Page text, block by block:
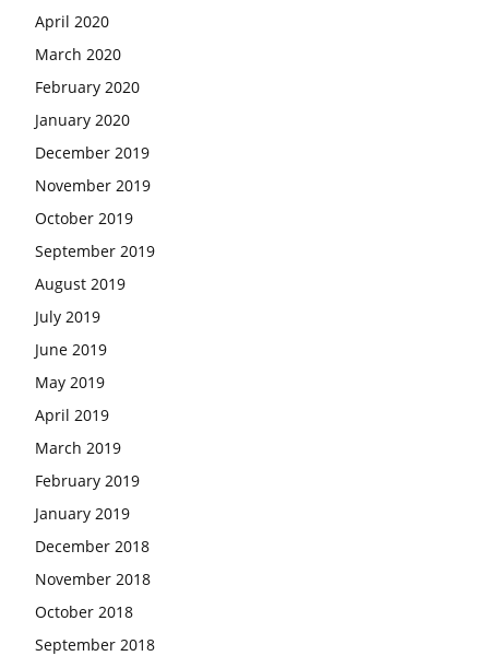
April 2020
March 2020
February 2020
January 2020
December 2019
November 2019
October 2019
September 2019
August 2019
July 2019
June 2019
May 2019
April 2019
March 2019
February 2019
January 2019
December 2018
November 2018
October 2018
September 2018